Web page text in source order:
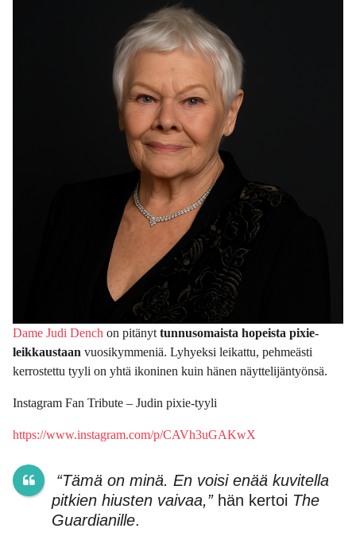
Dame Judi Dench on pitänyt tunnusomaista hopeista pixie-
leikkaustaan vuosikymmeniä. Lyhyeksi leikattu, pehmeästi
kerrostettu tyyli on yhtä ikoninen kuin hänen näyttelijäntyönsä.
Instagram Fan Tribute – Judin pixie-tyyli
https://www.instagram.com/p/CAVh3uGAKwX
“Tämä on minä. En voisi enää kuvitella
pitkien hiusten vaivaa,”hän kertoi The
Guardianille.